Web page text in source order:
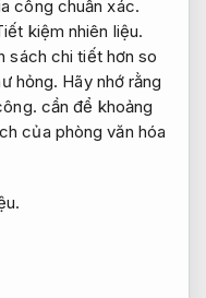
công chuẩn xác.
kiệm nhiên liệu.
sách chi tiết hơn so
hỏng. Hãy nhớ rằng
cần để khoảng
của phòng văn hóa